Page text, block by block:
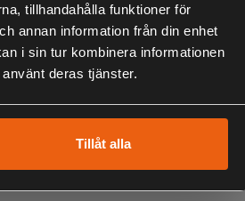
tillhandahålla funktioner för
annan information från din enhet
i sin tur kombinera informationen
deras tjänster.
Tillåt alla
keps med mjukt teddymaterial
har inbyggda öronlappar som kan
uppe på huvudet eller under hakan
ett vattentätt membran som
ett spänne och är vändbar med en
för när du jagar och snabbt vill göra